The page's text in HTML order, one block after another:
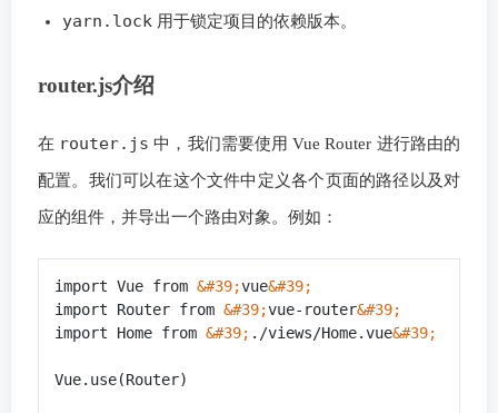
yarn.lock 用于锁定项目的依赖版本。
router.js介绍
在 router.js 中，我们需要使用 Vue Router 进行路由的
配置。我们可以在这个文件中定义各个页面的路径以及对
应的组件，并导出一个路由对象。例如：
import Vue from &#39;vue&#39;
import Router from &#39;vue-router&#39;
import Home from &#39; ./views/Home.vue&#39;
Vue.use(Router)